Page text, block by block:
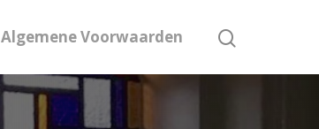
Algemene Voorwaarden